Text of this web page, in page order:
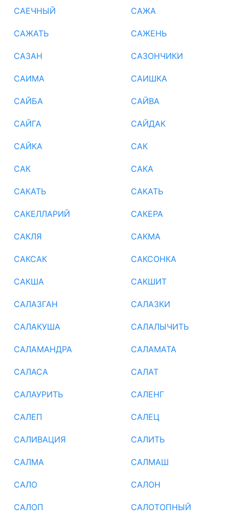
САЕЧНЫЙ САЖА
САЖАТЬ САЖЕНЬ
САЗАН САЗОНЧИКИ
САИМА САИШКА
САЙБА САЙВА
САЙГА САЙДАК
САЙКА САК
САК САКА
САКАТЬ САКАТЬ
САКЕЛЛАРИЙ САКЕРА
САКЛЯ САКМА
САКСАК САКСОНКА
САКША САКШИТ
САЛАЗГАН САЛАЗКИ
САЛАКУША САЛАЛЫЧИТЬ
САЛАМАНДРА САЛАМАТА
САЛАСА САЛАТ
САЛАУРИТЬ САЛЕНГ
САЛЕП САЛЕЦ
САЛИВАЦИЯ САЛИТЬ
САЛМА САЛМАШ
САЛО САЛОН
САЛОП САЛОТОПНЫЙ